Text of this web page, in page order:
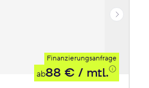
Finanzierungsanfrage
ab88 € / mtl.